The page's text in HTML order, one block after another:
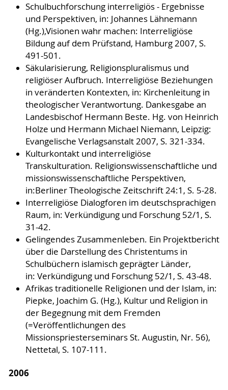
Schulbuchforschung interreligiös - Ergebnisse
und Perspektiven, in: Johannes Lähnemann
(Hg.),Visionen wahr machen: Interreligiöse
Bildung auf dem Prüfstand, Hamburg 2007, S.
491-501.
Säkularisierung, Religionspluralismus und
religiöser Aufbruch. Interreligiöse Beziehungen
in veränderten Kontexten, in: Kirchenleitung in
theologischer Verantwortung. Dankesgabe an
Landesbischof Hermann Beste. Hg. von Heinrich
Holze und Hermann Michael Niemann, Leipzig:
Evangelische Verlagsanstalt 2007, S. 321-334.
Kulturkontakt und interreligiöse
Transkulturation. Religionswissenschaftliche und
missionswissenschaftliche Perspektiven,
in:Berliner Theologische Zeitschrift 24:1, S. 5-28.
Interreligiöse Dialogforen im deutschsprachigen
Raum, in: Verkündigung und Forschung 52/1, S.
31-42.
Gelingendes Zusammenleben. Ein Projektbericht
über die Darstellung des Christentums in
Schulbüchern islamisch geprägter Länder,
in: Verkündigung und Forschung 52/1, S. 43-48.
Afrikas traditionelle Religionen und der Islam, in:
Piepke, Joachim G. (Hg.), Kultur und Religion in
der Begegnung mit dem Fremden
(=Veröffentlichungen des
Missionspriesterseminars St. Augustin, Nr. 56),
Nettetal, S. 107-111.
2006